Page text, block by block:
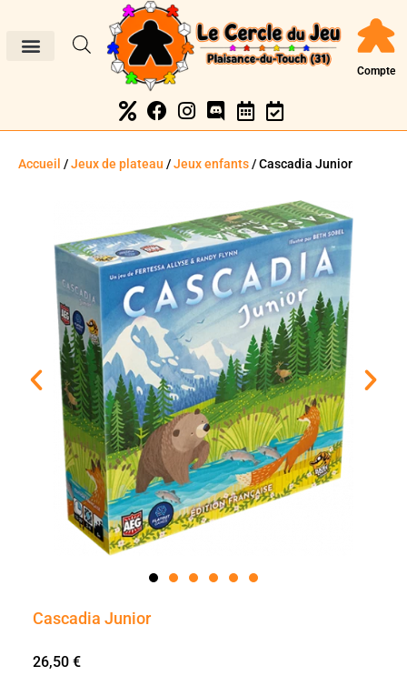
Compte
Accueil /Jeux de plateau /Jeux enfants/ Cascadia Junior
Cascadia Junior
26,50 €